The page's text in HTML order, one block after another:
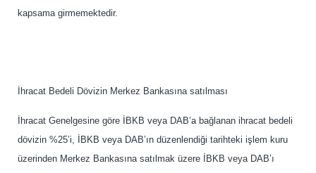
kapsama girmemektedir.
İhracat Bedeli Dövizin Merkez Bankasına satılması
İhracat Genelgesine göre İBKB veya DAB’a bağlanan ihracat bedeli
dövizin %25’i, İBKB veya DAB’ın düzenlendiği tarihteki işlem kuru
üzerinden Merkez Bankasına satılmak üzere İBKB veya DAB’ı